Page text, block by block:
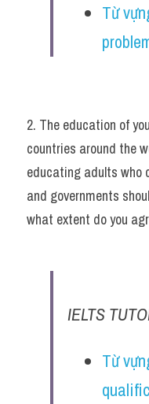
Từ
2. The education of
countries around the
educating adults who
and governments
what extent do you
IELTS
Từ